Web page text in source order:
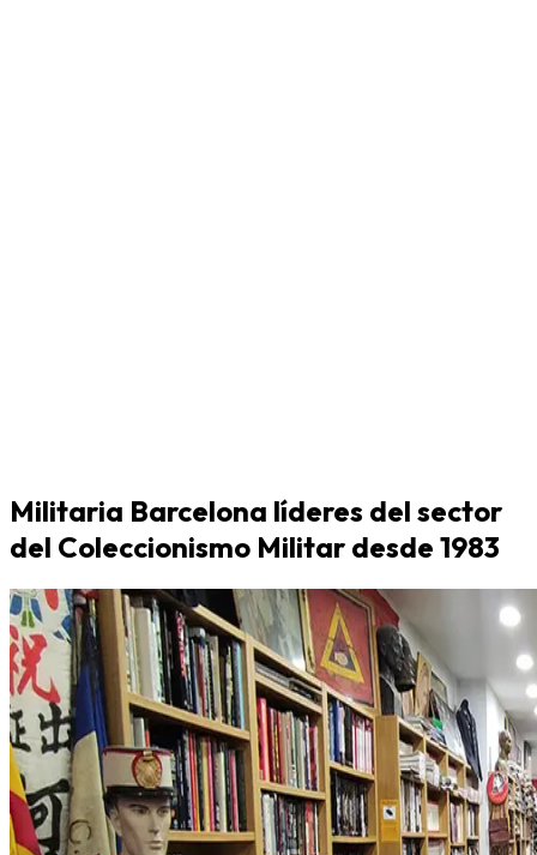
Militaria Barcelona líderes del sector
del Coleccionismo Militar desde 1983